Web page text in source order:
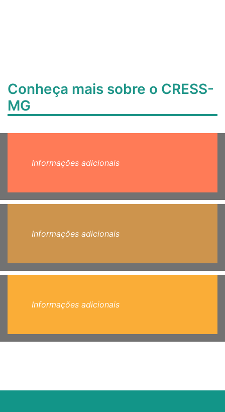
Conheça mais sobre o CRESS-
MG
Informações adicionais
Informações adicionais
Informações adicionais